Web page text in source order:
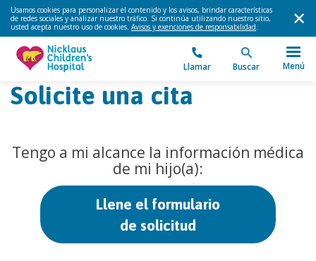
Usamos cookies para personalizar el contenido y los avisos, brindar características
de redes sociales y analizar nuestro tráfico. Si continúa utilizando nuestro sitio,
usted acepta nuestro uso de cookies. Avisos y exenciones de responsabilidad.
Llamar Buscar Menú
Solicite una cita
Tengo a mi alcance la información médica
de mi hijo(a):
Llene el formulario
de solicitud